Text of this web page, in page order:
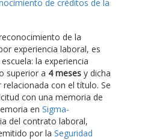
de créditos de la
de la
experiencia laboral, es
la experiencia
superior a 4 meses y dicha
con el título. Se
con una memoria de
en Sigma-
del contrato laboral,
por la Seguridad